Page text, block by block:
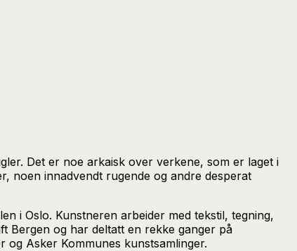
Det er noe arkaisk over verkene, som er laget i
noen innadvendt rugende og andre desperat
i Oslo. Kunstneren arbeider med tekstil, tegning,
Bergen og har deltatt en rekke ganger på
og Asker Kommunes kunstsamlinger.